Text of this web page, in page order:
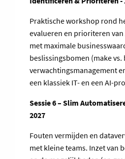
Praktische workshop rond
evalueren en prioriteren
met maximale
beslissingsbomen (make vs.
verwachtingsmanagement
een klassiek IT- en een AI-
Sessie 6 – Slim
2027
Fouten vermijden en
met kleine teams. Inzet van